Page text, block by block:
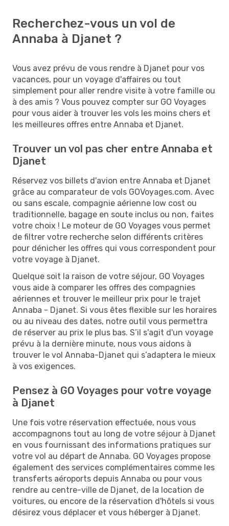
Recherchez-vous un vol de
Annaba à Djanet ?
Vous avez prévu de vous rendre à Djanet pour vos
vacances, pour un voyage d'affaires ou tout
simplement pour aller rendre visite à votre famille ou
à des amis ? Vous pouvez compter sur GO Voyages
pour vous aider à trouver les vols les moins chers et
les meilleures offres entre Annaba et Djanet.
Trouver un vol pas cher entre Annaba et
Djanet
Réservez vos billets d'avion entre Annaba et Djanet
grâce au comparateur de vols GOVoyages.com. Avec
ou sans escale, compagnie aérienne low cost ou
traditionnelle, bagage en soute inclus ou non, faites
votre choix ! Le moteur de GO Voyages vous permet
de filtrer votre recherche selon différents critères
pour dénicher les offres qui vous correspondent pour
votre voyage à Djanet.
Quelque soit la raison de votre séjour, GO Voyages
vous aide à comparer les offres des compagnies
aériennes et trouver le meilleur prix pour le trajet
Annaba - Djanet. Si vous êtes flexible sur les horaires
ou au niveau des dates, notre outil vous permettra
de réserver au prix le plus bas. S’il s'agit d'un voyage
prévu à la dernière minute, nous vous aidons à
trouver le vol Annaba-Djanet qui s’adaptera le mieux
à vos exigences.
Pensez à GO Voyages pour votre voyage
à Djanet
Une fois votre réservation effectuée, nous vous
accompagnons tout au long de votre séjour à Djanet
en vous fournissant des informations pratiques sur
votre vol au départ de Annaba. GO Voyages propose
également des services complémentaires comme les
transferts aéroports depuis Annaba ou pour vous
rendre au centre-ville de Djanet, de la location de
voitures, ou encore de la réservation d'hôtels si vous
désirez vous déplacer et vous héberger à Djanet.